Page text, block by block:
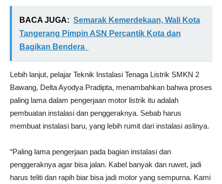
BACA JUGA: Semarak Kemerdekaan, Wali Kota
Tangerang Pimpin ASN Percantik Kota dan
Bagikan Bendera
Lebih lanjut, pelajar Teknik Instalasi Tenaga Listrik SMKN 2
Bawang, Delta Ayodya Pradipta, menambahkan bahwa proses
paling lama dalam pengerjaan motor listrik itu adalah
pembuatan instalasi dan penggeraknya. Sebab harus
membuat instalasi baru, yang lebih rumit dari instalasi aslinya.
“Paling lama pengerjaan pada bagian instalasi dan
penggeraknya agar bisa jalan. Kabel banyak dan ruwet, jadi
harus teliti dan rapih biar bisa jadi motor yang sempurna. Kami